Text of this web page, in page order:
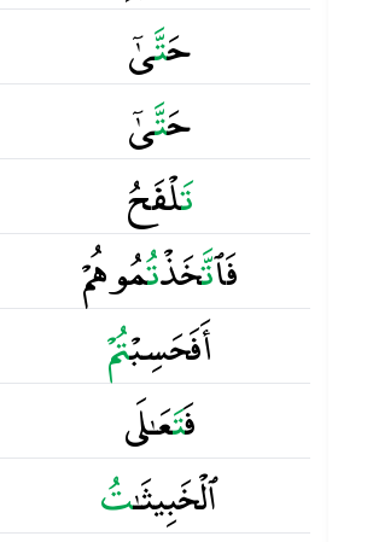
حَتَّىٰٓ
حَتَّىٰٓ
تَلْفَحُ
فَٱتَّخَذْتُمُوهُمْ
أَفَحَسِبْت
فَتَعَـٰلَى
ٱلْخَبِيثَـٰت